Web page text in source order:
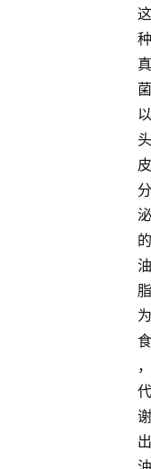
这
种
真
菌
以
头
皮
分
泌
的
油
脂
为
食
，
代
谢
出